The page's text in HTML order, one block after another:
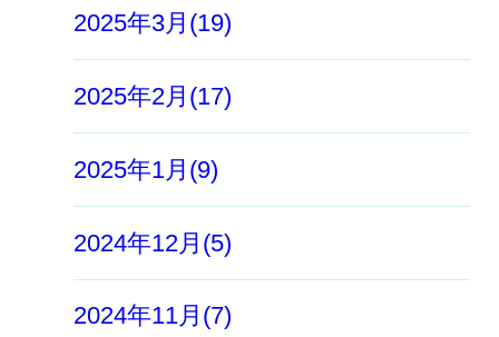
2025年3月(19)
2025年2月(17)
2025年1月(9)
2024年12月(5)
2024年11月(7)